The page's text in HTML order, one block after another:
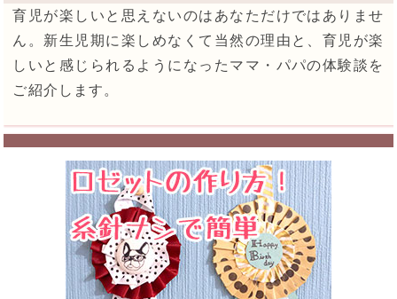
育児が楽しいと思えないのはあなただけではありませ
ん。新生児期に楽しめなくて当然の理由と、育児が楽
しいと感じられるようになったママ・パパの体験談を
ご紹介します。